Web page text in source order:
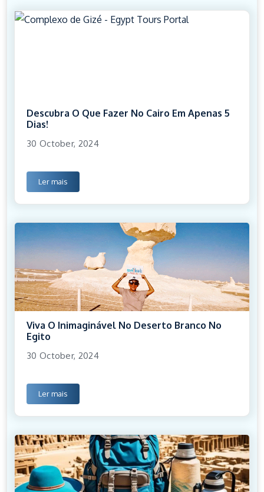
Descubra O Que Fazer No Cairo Em Apenas 5
Dias!
30 October, 2024
Ler mais
Viva O Inimaginável No Deserto Branco No
Egito
30 October, 2024
Ler mais